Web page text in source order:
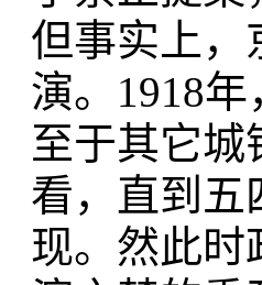
但事实上，
演。1918
至于其它城
看，直到五
现。然此时